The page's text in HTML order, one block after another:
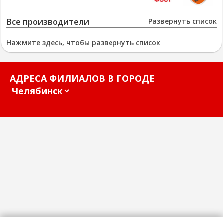
Развернуть список
Все производители
Нажмите здесь, чтобы развернуть список
АДРЕСА ФИЛИАЛОВ В ГОРОДЕ